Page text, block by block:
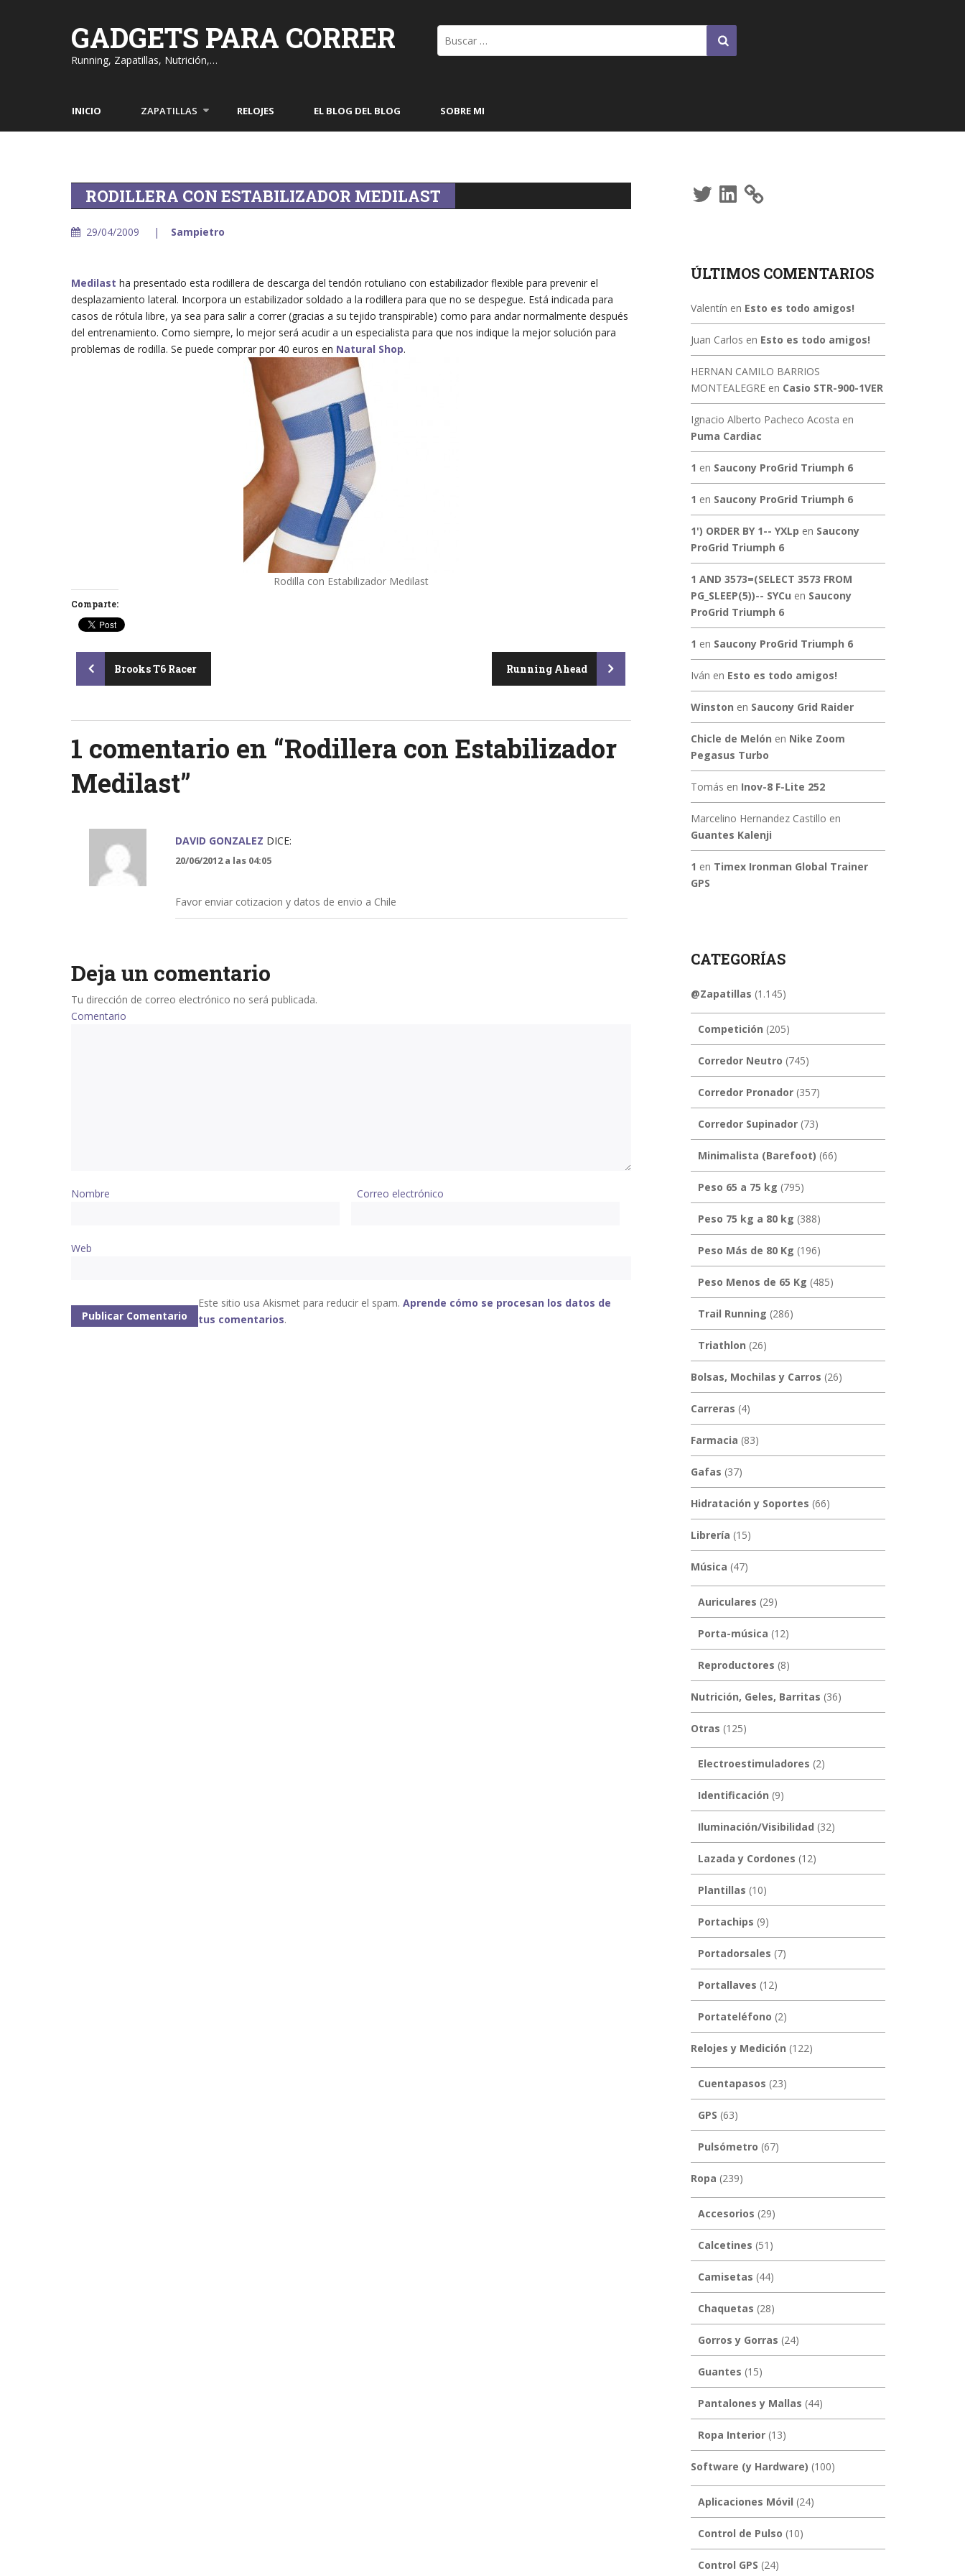
GADGETS PARA CORRER
Running, Zapatillas, Nutrición,…
INICIO ZAPATILLAS RELOJES EL BLOG DEL BLOG SOBRE MI
RODILLERA CON ESTABILIZADOR MEDILAST
29/04/2009 Sampietro
Medilast ha presentado esta rodillera de descarga del tendón rotuliano con estabilizador flexible para prevenir el
desplazamiento lateral. Incorpora un estabilizador soldado a la rodillera para que no se despegue. Está indicada para
casos de rótula libre, ya sea para salir a correr (gracias a su tejido transpirable) como para andar normalmente después
del entrenamiento. Como siempre, lo mejor será acudir a un especialista para que nos indique la mejor solución para
problemas de rodilla. Se puede comprar por 40 euros en Natural Shop.
Rodilla con Estabilizador Medilast
Comparte:
Post
navigation
Brooks T6 Racer Running Ahead
1 comentario en “Rodillera con Estabilizador
Medilast”
DAVID GONZALEZ DICE:
20/06/2012 a las 04:05
Favor enviar cotizacion y datos de envio a Chile
Deja un comentario
Tu dirección de correo electrónico no será publicada.
Comentario
Nombre Correo electrónico
Web
Este sitio usa Akismet para reducir el spam. Aprende cómo se procesan los datos de
tus comentarios.
TwitterLinkedIn
ÚLTIMOS COMENTARIOS
Valentín en Esto es todo amigos!
Juan Carlos en Esto es todo amigos!
HERNAN CAMILO BARRIOS
MONTEALEGREen Casio STR-900-1VER
Ignacio Alberto Pacheco Acosta en
Puma Cardiac
1 en Saucony ProGrid Triumph 6
1 en Saucony ProGrid Triumph 6
1') ORDER BY 1-- YXLp en Saucony
ProGrid Triumph 6
1 AND 3573=(SELECT 3573 FROM
PG_SLEEP(5))-- SYCu en Saucony
ProGrid Triumph 6
1 en Saucony ProGrid Triumph 6
Iván en Esto es todo amigos!
Winston en Saucony Grid Raider
Chicle de Melón en Nike Zoom
Pegasus Turbo
Tomás en Inov-8 F-Lite 252
Marcelino Hernandez Castillo en
Guantes Kalenji
1 en Timex Ironman Global Trainer
GPS
CATEGORÍAS
@Zapatillas (1.145)
Competición (205)
Corredor Neutro (745)
Corredor Pronador(357)
Corredor Supinador(73)
Minimalista (Barefoot) (66)
Peso 65 a 75 kg (795)
Peso 75 kg a 80 kg (388)
Peso Más de 80 Kg (196)
Peso Menos de 65 Kg (485)
Trail Running (286)
Triathlon (26)
Bolsas, Mochilas y Carros (26)
Carreras (4)
Farmacia (83)
Gafas (37)
Hidratación y Soportes (66)
Librería (15)
Música (47)
Auriculares (29)
Porta-música (12)
Reproductores (8)
Nutrición, Geles, Barritas (36)
Otras (125)
Electroestimuladores (2)
Identificación (9)
Iluminación/Visibilidad (32)
Lazada y Cordones (12)
Plantillas (10)
Portachips (9)
Portadorsales (7)
Portallaves (12)
Portateléfono (2)
Relojes y Medición (122)
Cuentapasos (23)
GPS (63)
Pulsómetro (67)
Ropa (239)
Accesorios (29)
Calcetines (51)
Camisetas (44)
Chaquetas (28)
Gorros y Gorras (24)
Guantes (15)
Pantalones y Mallas (44)
Ropa Interior(13)
Software (y Hardware) (100)
Aplicaciones Móvil (24)
Control de Pulso (10)
Control GPS (24)